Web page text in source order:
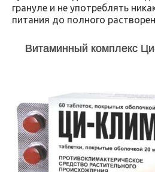
грануле и не употреблять
питания до полного
Витаминный комплекс